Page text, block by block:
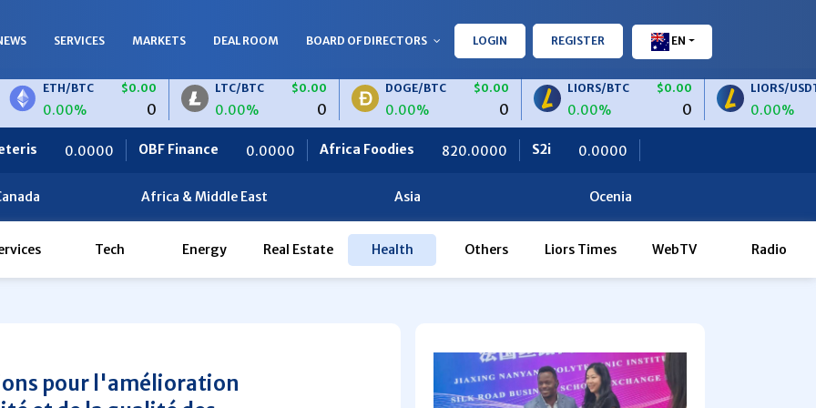
SERVICES MARKETS DEAL ROOM BOARD OF DIRECTORS LOGIN REGISTER EN
BTC $0.00 LTC/BTC
0.00%
$0.00 DOGE/BTC
0.00%
$0.00 LIORS/BTC
0.00%
$0.00 LIORS/USDT
0.00%
EUR $0.00 LTC/EUR $0.00
OBF Finance 0.0000 Africa Foodies 820.0000 0.0000 Ceteris 0.0000
Africa & Middle East Asia Ocenia
Tech Energy Real Estate Health Others Liors Times WebTV Radio
pour l'amélioration